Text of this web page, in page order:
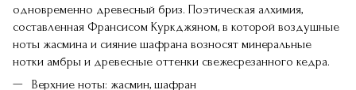
одновременно древесный бриз. Поэтическая алхимия,
составленная Франсисом Куркджяном, в которой воздушные
ноты жасмина и сияние шафрана возносят минеральные
нотки амбры и древесные оттенки свежесрезанного кедра.
Верхние ноты: жасмин, шафран